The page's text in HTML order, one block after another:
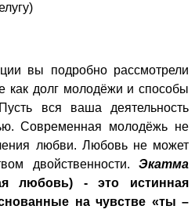
вы подробно рассмотрели
как долг молодёжи и способы
вся ваша деятельность
Современная молодёжь не
любви. Любовь не может
двойственности. Экатма
любовь) - это истинная
на чувстве «ты –